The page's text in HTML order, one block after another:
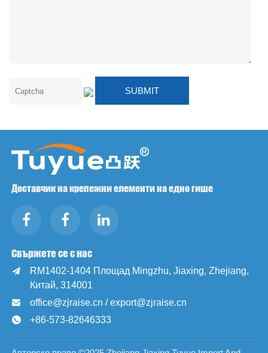
Доставчик на крепежни елементи на едно гише
Свържете се с нас

RM1402-1404 Площад Mingzhu, Jiaxing, Zhejiang,
Китай, 314001
 office@zjraise.cn / export@zjraise.cn
 +86-573-82646333